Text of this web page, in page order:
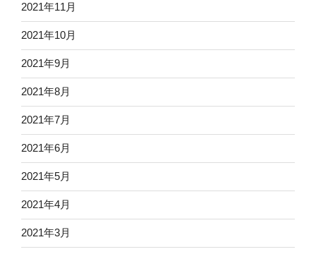
2021年11月
2021年10月
2021年9月
2021年8月
2021年7月
2021年6月
2021年5月
2021年4月
2021年3月